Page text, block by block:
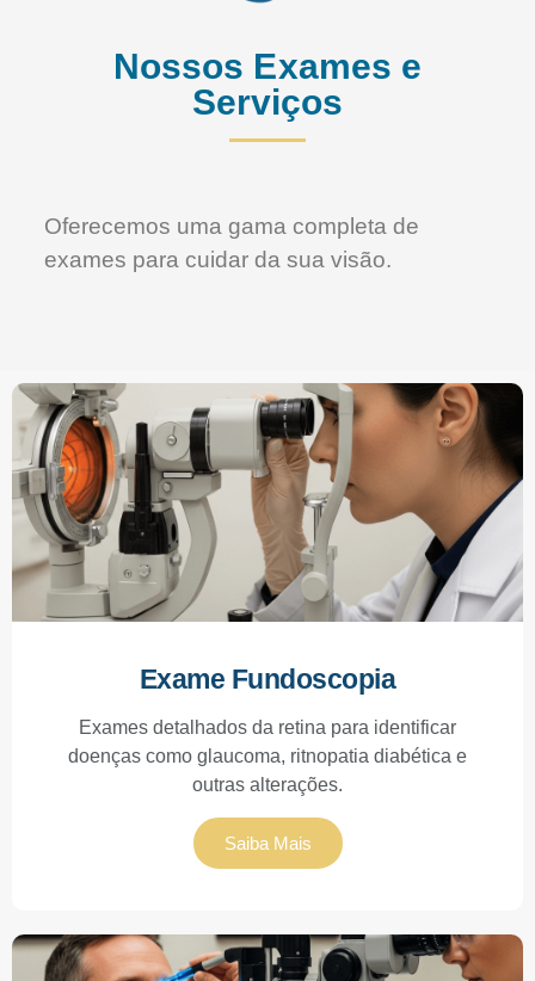
Nossos Exames e
Serviços
Oferecemos uma gama completa de
exames para cuidar da sua visão.
Exame Fundoscopia
Exames detalhados da retina para identificar
doenças como glaucoma, ritnopatia diabética e
outras alterações.
Saiba Mais